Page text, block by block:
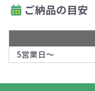
ご納品の目安
5営業日～